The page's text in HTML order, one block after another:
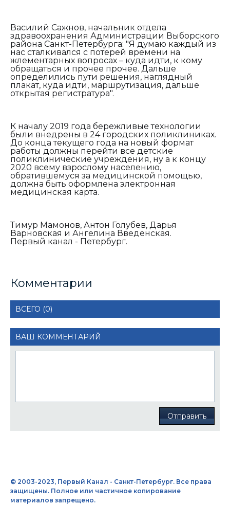
Василий Сажнов, начальник отдела
здравоохранения Администрации Выборского
района Санкт-Петербурга: "Я думаю каждый из
нас сталкивался с потерей времени на
жлементарных вопросах – куда идти, к кому
обращаться и прочее прочее. Дальше
определились пути решения, наглядный
плакат, куда идти, маршрутизация, дальше
открытая регистратура".
К началу 2019 года бережливые технологии
были внедрены в 24 городских поликлиниках.
До конца текущего года на новый формат
работы должны перейти все детские
поликлинические учреждения, ну а к концу
2020 всему взрослому населению,
обратившемуся за медицинской помощью,
должна быть оформлена электронная
медицинская карта.
Тимур Мамонов, Антон Голубев, Дарья
Варновская и Ангелина Введенская.
Первый канал - Петербург.
Комментарии
ВСЕГО (0)
ВАШ КОММЕНТАРИЙ
Отправить
© 2003-2023, Первый Канал - Санкт-Петербург. Все права
защищены. Полное или частичное копирование
материалов запрещено.